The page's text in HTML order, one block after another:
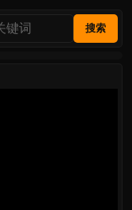
搜索